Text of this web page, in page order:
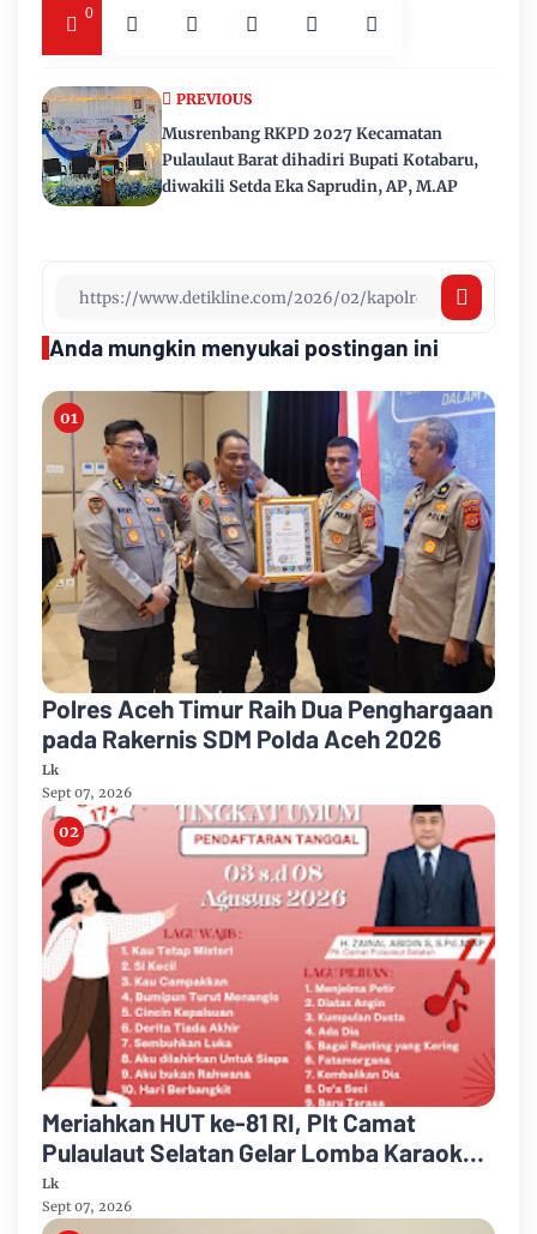
0
PREVIOUS
Musrenbang RKPD 2027 Kecamatan
Pulaulaut Barat dihadiri Bupati Kotabaru,
diwakili Setda Eka Saprudin, AP, M.AP
Anda mungkin menyukai postingan ini
Polres Aceh Timur Raih Dua Penghargaan
pada Rakernis SDM Polda Aceh 2026
Lk
Sept 07, 2026
Meriahkan HUT ke-81 RI, Plt Camat
Pulaulaut Selatan Gelar Lomba Karaoke
untuk Masyarakat Umum
Lk
Sept 07, 2026